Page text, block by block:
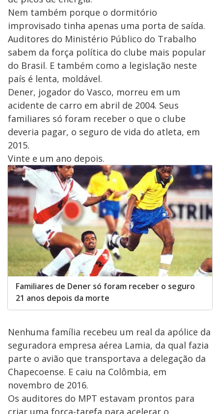
Nem também porque o dormitório
improvisado tinha apenas uma porta de saída.
Auditores do Ministério Público do Trabalho
sabem da força política do clube mais popular
do Brasil. E também como a legislação neste
país é lenta, moldável.
Dener, jogador do Vasco, morreu em um
acidente de carro em abril de 2004. Seus
familiares só foram receber o que o clube
deveria pagar, o seguro de vida do atleta, em
2015.
Vinte e um ano depois.
Familiares de Dener só foram receber o seguro
21 anos depois da morte
Nenhuma família recebeu um real da apólice da
seguradora empresa aérea Lamia, da qual fazia
parte o avião que transportava a delegação da
Chapecoense. E caiu na Colômbia, em
novembro de 2016.
Os auditores do MPT estavam prontos para